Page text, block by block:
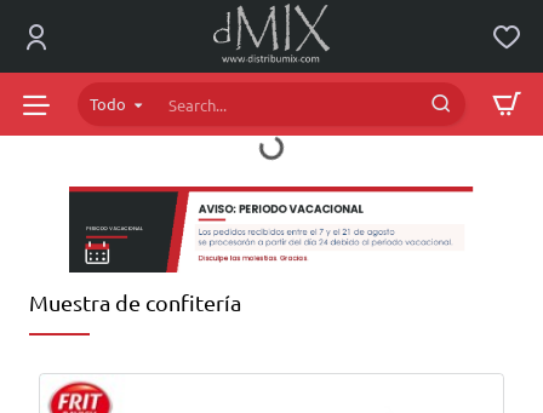
dMIX
Online
Todo
Search...
Muestra de confitería